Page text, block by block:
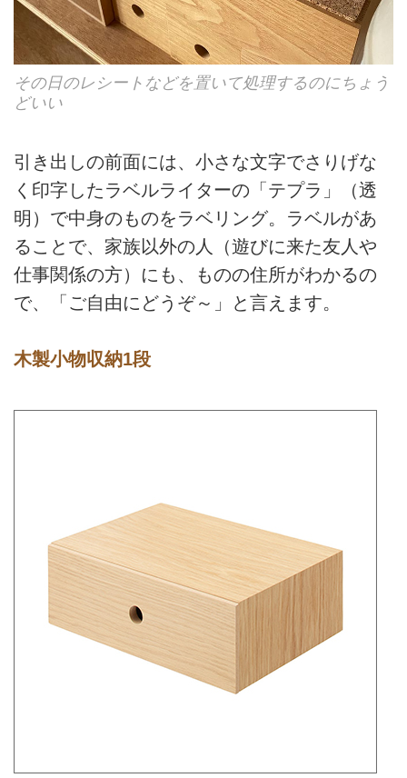
その日のレシートなどを置いて処理するのにちょう
どいい
引き出しの前面には、小さな文字でさりげな
く印字したラベルライターの「テプラ」（透
明）で中身のものをラベリング。ラベルがあ
ることで、家族以外の人（遊びに来た友人や
仕事関係の方）にも、ものの住所がわかるの
で、「ご自由にどうぞ～」と言えます。
木製小物収納1段